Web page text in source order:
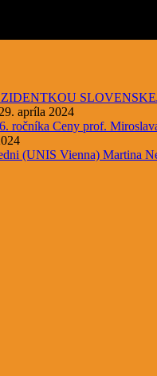
29. apríla 2024
ročníka Ceny prof.
(UNIS Vienna) Martina